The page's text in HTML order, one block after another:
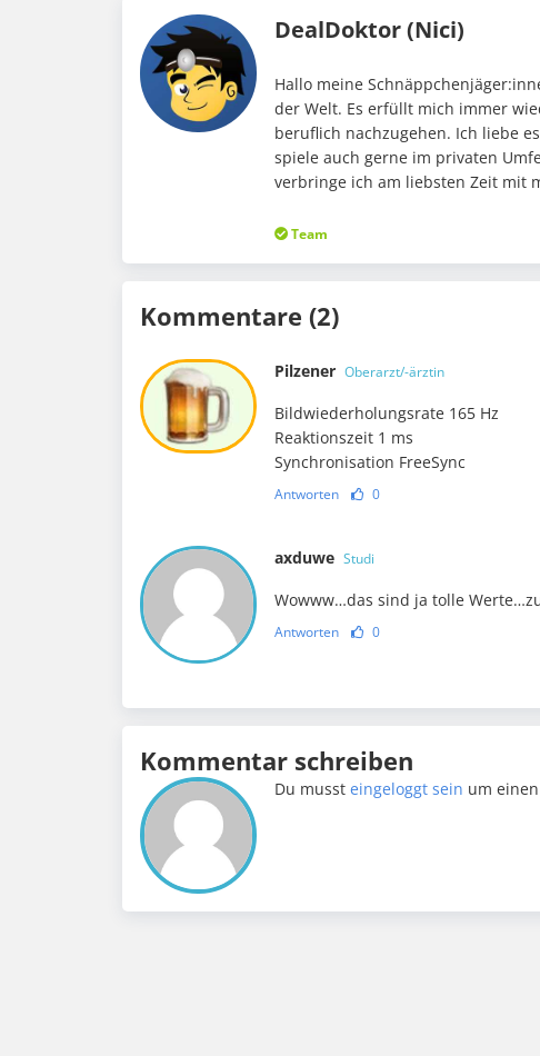
DealDoktor (Nici)
Hallo meine
der Welt. Es erfüllt mich immer
beruflich nachzugehen. Ich liebe
spiele auch gerne im privaten
verbringe ich am liebsten Zeit mit
Team
Kommentare (2)
Pilzener Oberarzt/-ärztin
Bildwiederholungsrate 165 Hz
Reaktionszeit 1 ms
Synchronisation FreeSync
Antworten 0
axduwe Studi
Wowww…das sind ja tolle
Antworten 0
Kommentar schreiben
Du mussteingeloggt sein um